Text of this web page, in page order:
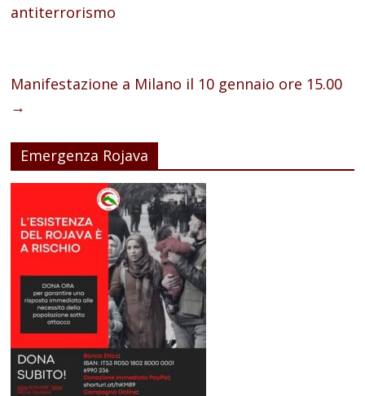
antiterrorismo
Manifestazione a Milano il 10 gennaio ore 15.00
→
Emergenza Rojava